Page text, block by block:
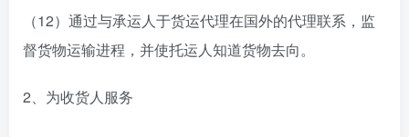
（12）通过与承运人于货运代理在国外的代理联系，监
督货物运输进程，并使托运人知道货物去向。
2、为收货人服务